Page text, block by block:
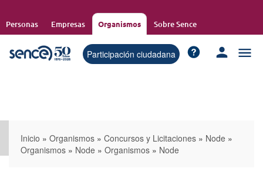
contenido
Personas Empresas Organismos Sobre Sence
Participación ciudadana
Inicio » Organismos » Concursos y Licitaciones » Node »
Organismos » Node » Organismos » Node